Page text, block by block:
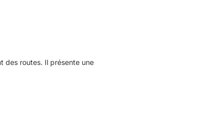
des routes. Il présente une